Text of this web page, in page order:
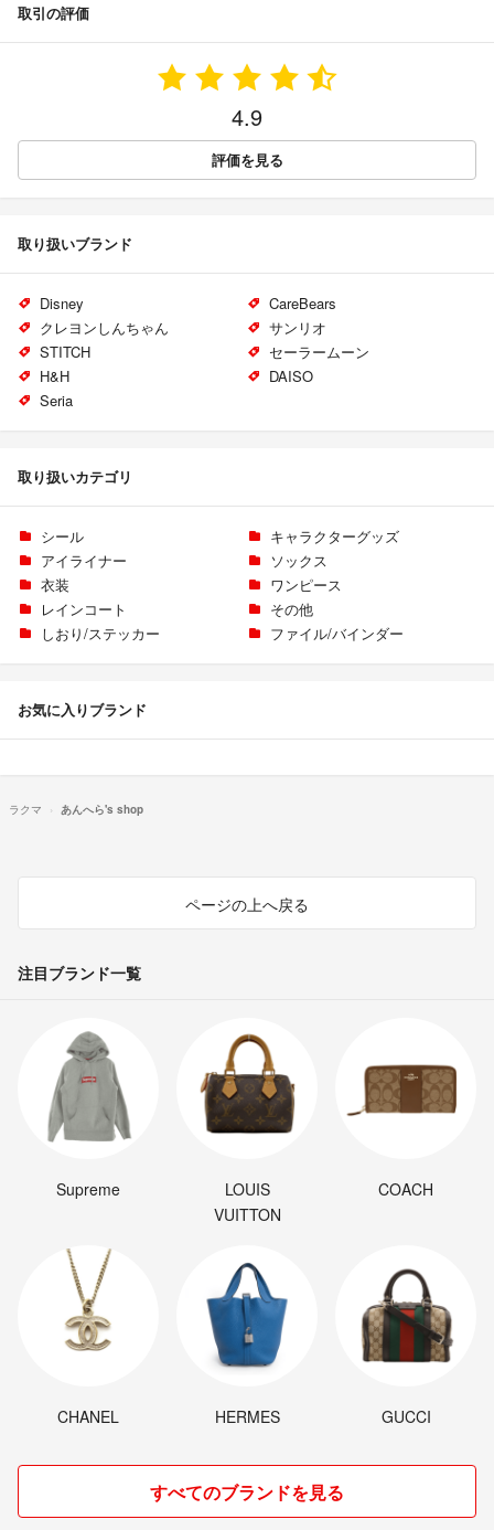
取引の評価
4.9
評価を見る
取り扱いブランド
Disney
CareBears
クレヨンしんちゃん
サンリオ
STITCH
セーラームーン
H&H
DAISO
Seria
取り扱いカテゴリ
シール
キャラクターグッズ
アイライナー
ソックス
衣装
ワンピース
レインコート
その他
しおり/ステッカー
ファイル/バインダー
お気に入りブランド
ラクマ あんへら's shop
ページの上へ戻る
注目ブランド一覧
Supreme
LOUIS
VUITTON
COACH
CHANEL HERMES GUCCI
すべてのブランドを見る